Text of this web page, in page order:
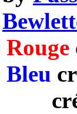
Rouge
Bleu